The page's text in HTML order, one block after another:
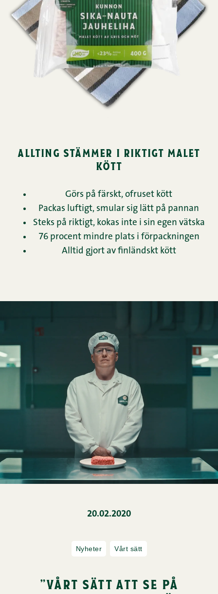
allting stämmer i riktigt malet
kött
Görs på färskt, ofruset kött
Packas luftigt, smular sig lätt på pannan
Steks på riktigt, kokas inte i sin egen vätska
76 procent mindre plats i förpackningen
Alltid gjort av finländskt kött
20.02.2020
Nyheter Vårt sätt
”vårt sätt att se på